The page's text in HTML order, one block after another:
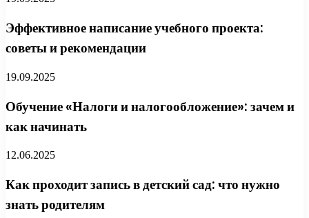
Эффективное написание учебного проекта:
советы и рекомендации
19.09.2025
Обучение «Налоги и налогообложение»: зачем и
как начинать
12.06.2025
Как проходит запись в детский сад: что нужно
знать родителям